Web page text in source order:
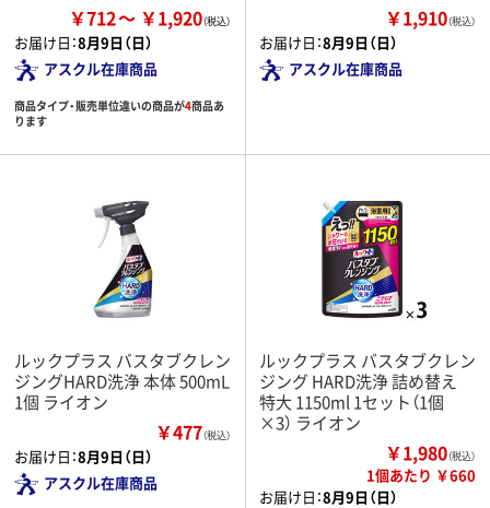
￥712 ￥1,920
お届け日：8月9日（日）
アスクル在庫商品
商品タイプ・販売単位違いの商品が4商品あ
ります
￥1,910（税込）
お届け日：8月9日（日）
アスクル在庫商品
ルックプラス バスタブクレン
ジングHARD洗浄 本体 500mL
1個 ライオン
￥477（税込）
お届け日：8月9日（日）
アスクル在庫商品
ルックプラス バスタブクレン
ジング HARD洗浄 詰め替え
特大 1150ml 1セット（1個
×3） ライオン
￥1,980（税込）
1個あたり ￥660
お届け日：8月9日（日）